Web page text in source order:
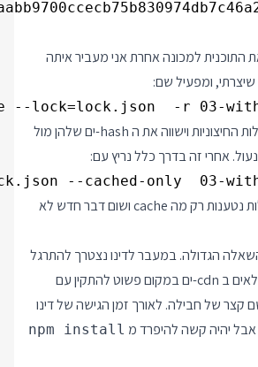
התוכנית למכונה אחרת אני מעביר איתה
ודינו יוריד את כל החבילות החיצוניות וישווה את ה hash-ים שלהן מול
אחרי זה בדרך כלל נריץ עם:
וזה מוודא שכל החבילות נטענות רק מה cache ושום דבר חדש לא
הגדולה. במעבר לדינו נצטרך להתרגל
קצר של חבילה. לאורך זמן הגישה של דינו
אבל יהיה קשה להיפרד מ npm install